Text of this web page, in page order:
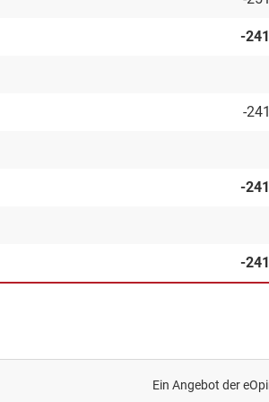
-
-
-
-
Ein Angebot der